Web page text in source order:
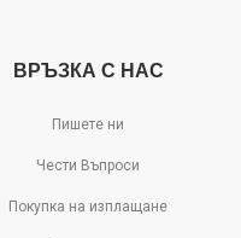
ВРЪЗКА С НАС
Пишете ни
Чести Въпроси
Покупка на изплащане